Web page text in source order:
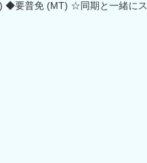
◆要普免 (MT) ☆同期と一緒にス